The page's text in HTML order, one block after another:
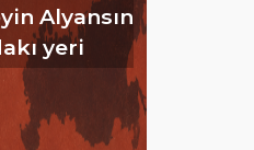
Alyansın
yeri